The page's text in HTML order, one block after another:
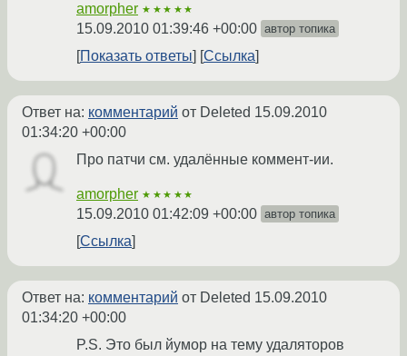
amorpher ★★★★★
15.09.2010 01:39:46 +00:00 автор топика
Показать ответы Ссылка
Ответ на: комментарий от Deleted 15.09.2010
01:34:20 +00:00
Про патчи см. удалённые коммент-ии.
amorpher ★★★★★
15.09.2010 01:42:09 +00:00 автор топика
Ссылка
Ответ на: комментарий от Deleted 15.09.2010
01:34:20 +00:00
P.S. Это был йумор на тему удаляторов